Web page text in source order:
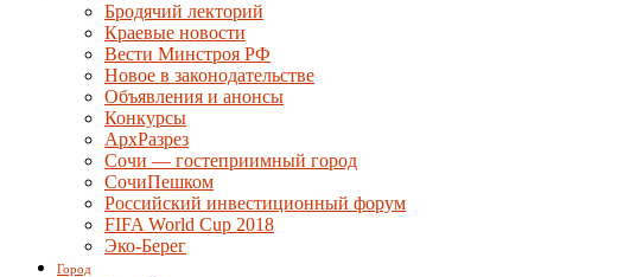
Бродячий лекторий
Краевые новости
Вести Минстроя РФ
Новое в законодательстве
Объявления и анонсы
Конкурсы
АрхРазрез
Сочи — гостеприимный город
СочиПешком
Российский инвестиционный форум
FIFA World Cup 2018
Эко-Берег
Город